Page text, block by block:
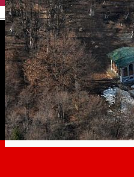
English